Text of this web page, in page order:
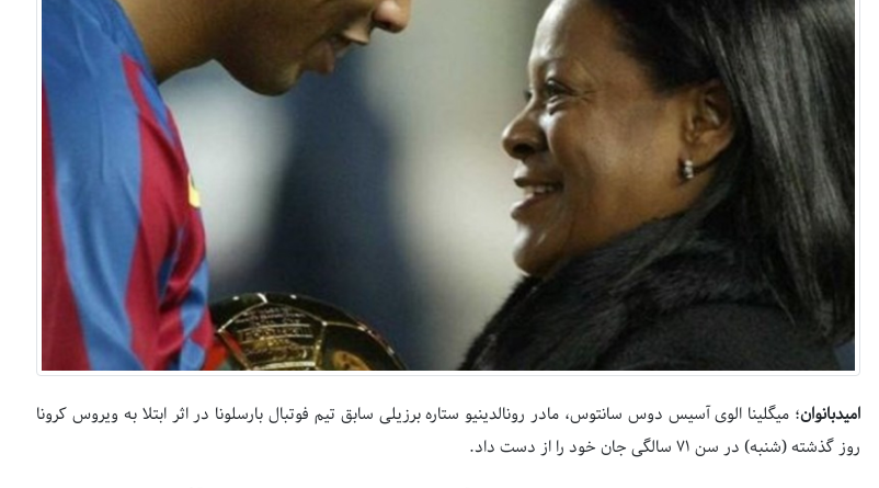
امیدبانوان؛ میگلینا الوی آسیس دوس سانتوس، مادر رونالدینیو ستاره برزیلی سابق تیم فوتبال بارسلونا در اثر ابتلا به ویروس کرونا
روز گذشته (شنبه) در سن ۷۱ سالگی جان خود را از دست داد.